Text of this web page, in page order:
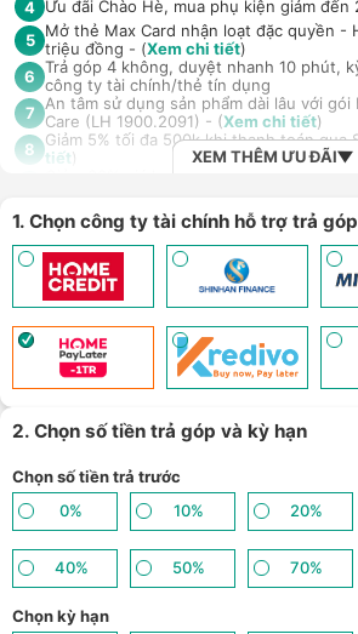
4 Ưu đãi Chào Hè, mua phụ kiện giảm đến
5 Mở thẻ Max Card nhận loạt đặc quyền -
triệu đồng - (Xem chi tiết)
6 Trả góp 4 không, duyệt nhanh 10 phút,
công ty tài chính/thẻ tín dụng
7 An tâm sử dụng sản phẩm dài lâu với
Care (LH 1900.2091) - (Xem chi tiết)
8 Giảm 5% tối đa 500k khi thanh toán qua
tiết)
10 Ưu đãi mua dán màn hình kèm máy Điện
bảng/Laptop/Đồng hồ giảm 10% - (Xem
11
Giảm thêm 15% tối đa 1.000.000đ với các
Sony khi mua kèm với các sản phẩm:
hồ thông minh - (
Xem chi tiết)
12 TPBank Evo - Giảm đến 500.000đ, trả
tháng - (Xem chi tiết)
13
Giảm tới 500.000đ khi thanh toán qua
tiết)
14
Giảm ngay 50.000đ khi mua gói cước di
lên tới 6GB data/ngày - Trải nghiệm 5G
15 Nhận báo giá tốt nhất cho khách hàng
mua số lượng lớn - (
Xem chi tiết
XEM THÊM ƯU ĐÃI
1. Chọn công ty tài chính hỗ trợ trả góp
2. Chọn số tiền trả góp và kỳ hạn
Chọn số tiền trả trước
0%
10% 20%
40% 50% 70%
Chọn kỳ hạn